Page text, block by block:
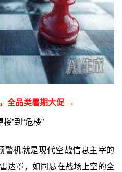
全品类暑期大促 →
”到“危楼”‍
警机就是现代空战信息主宰的
达罩，如同悬在战场上空的全